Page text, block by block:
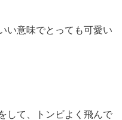
い意味でとっても可愛い
して、トンビよく飛んで